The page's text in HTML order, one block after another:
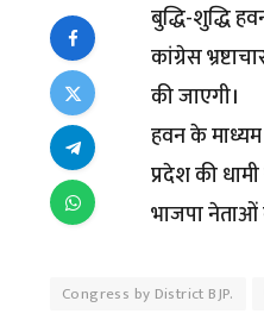
बुद्धि-शुद्धि
कांग्रेस
की जाएगी।
हवन के माध्यम
प्रदेश की
भाजपा नेताओं
Congress by District BJP.